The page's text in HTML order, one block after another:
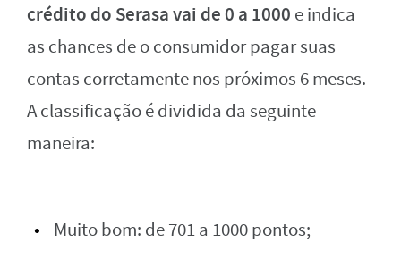
crédito do Serasa vai de 0 a 1000 e indica
as chances de o consumidor pagar suas
contas corretamente nos próximos 6 meses.
A classificação é dividida da seguinte
maneira:
Muito bom: de 701 a 1000 pontos;